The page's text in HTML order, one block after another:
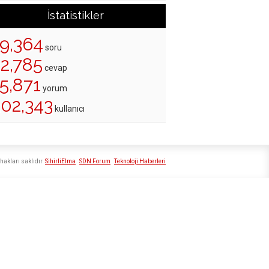
İstatistikler
soru
cevap
yorum
kullanıcı
SihirliElma SDN Forum Teknoloji Haberleri
saklıdır